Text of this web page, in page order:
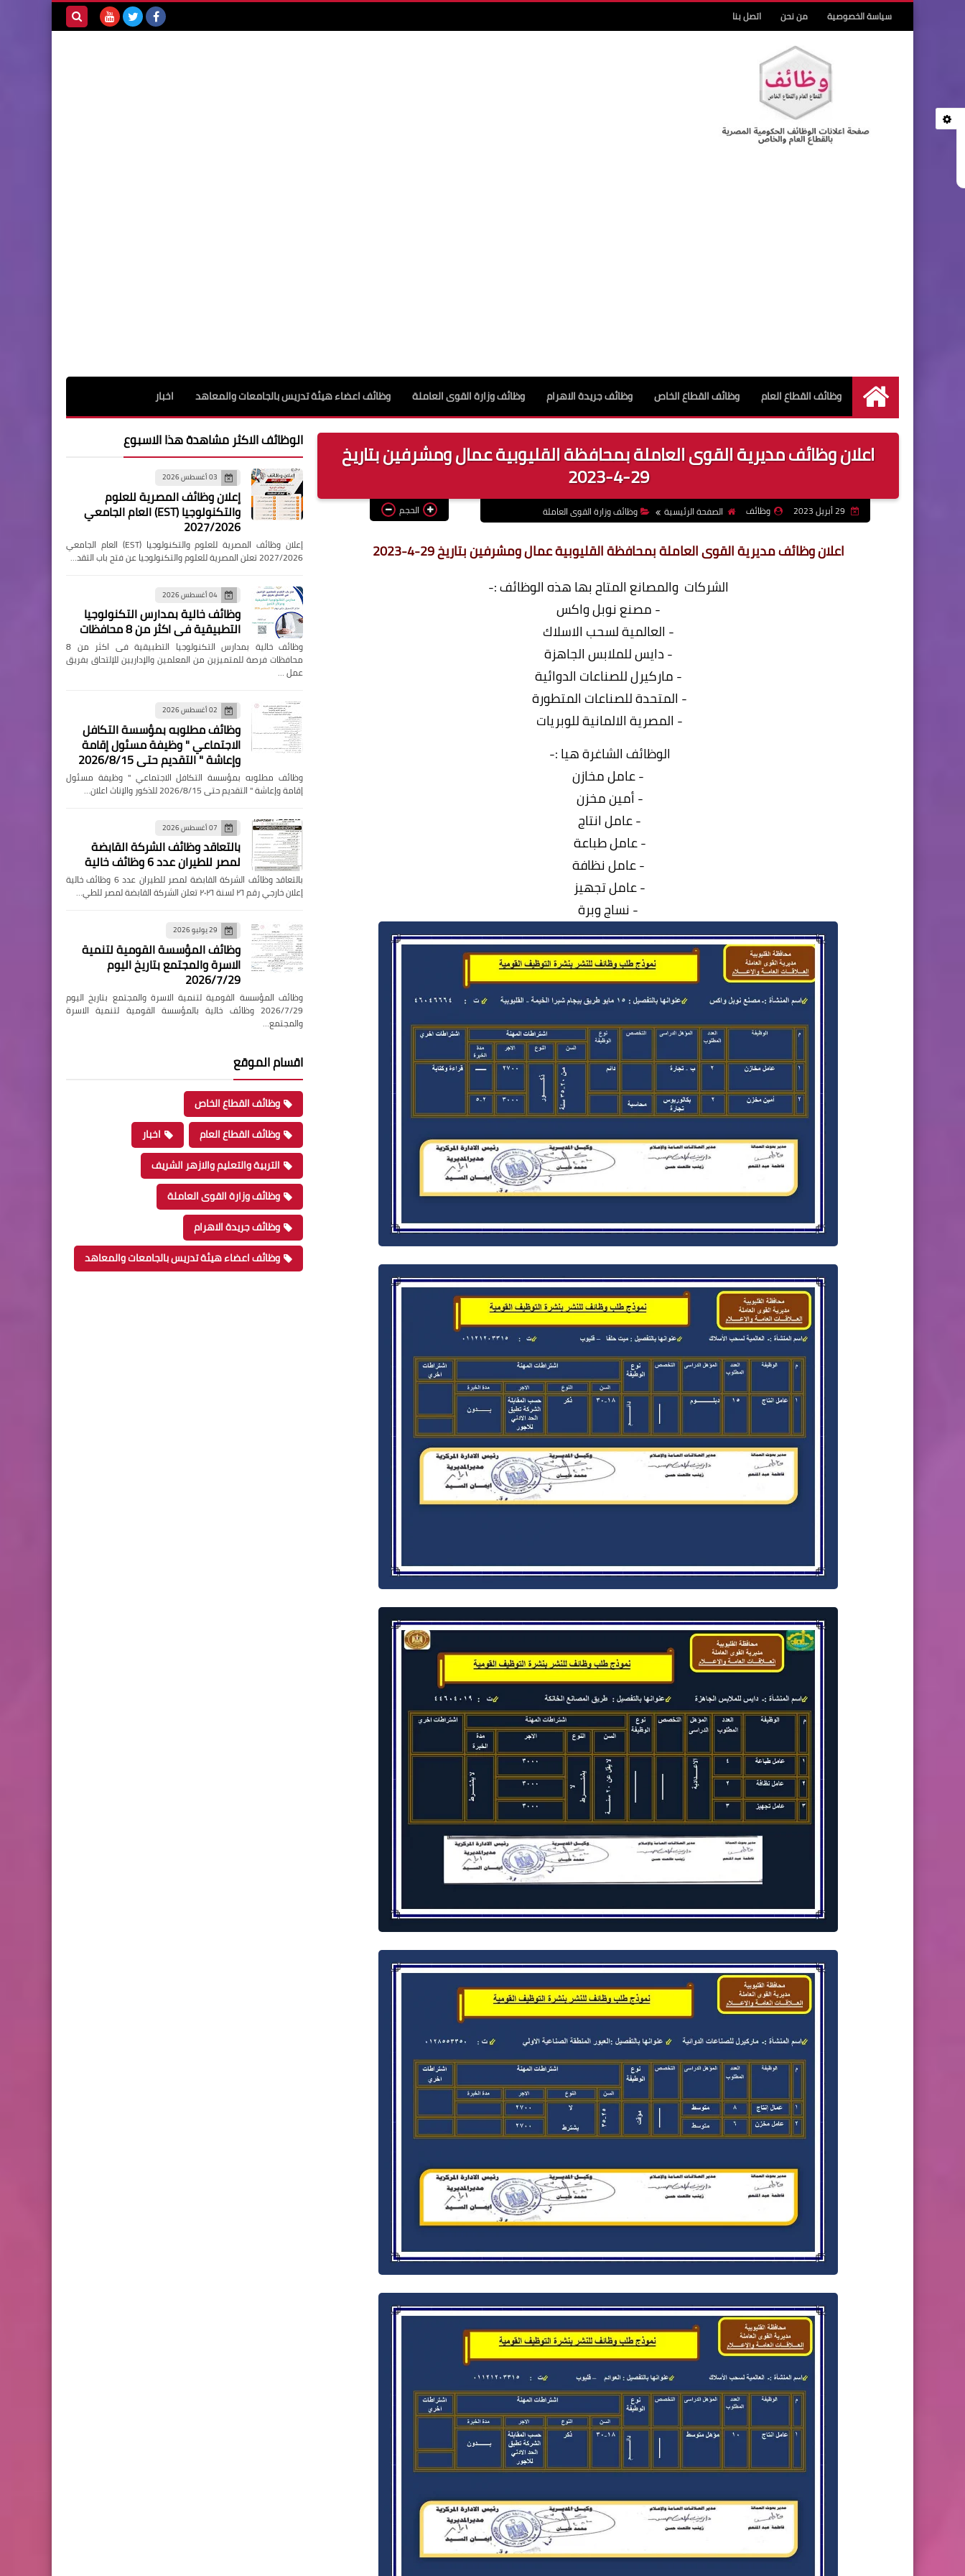
سياسة الخصوصية من نحن اتصل بنا
الرئيسية
وظائف القطاع العام وظائف القطاع الخاص وظائف جريدة الاهرام وظائف وزارة القوى العاملة وظائف اعضاء هيئة تدريس بالجامعات والمعاهد اخبار
اعلان وظائف مديرية القوى العاملة بمحافظة القليوبية عمال ومشرفين بتاريخ
29-4-2023
وظائف الصفحة الرئيسية وظائف وزارة القوى العاملة الحجم
اعلان وظائف مديرية القوى العاملة بمحافظة القليوبية عمال ومشرفين بتاريخ 29-4-2023
الشركات والمصانعالمتاح بها هذه الوظائف :-
- مصنع نوبل واكس
- العالمية لسحب الاسلاك
- دايس للملابس الجاهزة
- ماركيرل للصناعات الدوائية
- المتحدة للصناعات المتطورة
- المصرية الالمانية للوبريات
الوظائف الشاغرة هيا :-
- عامل مخازن
- أمين مخزن
- عامل انتاج
- عامل طباعة
- عامل نظافة
- عامل تجهيز
- نساج وبرة
الوظائف الاكثر مشاهدة هذا الاسبوع
03 أغسطس 2026
إعلان وظائف المصرية للعلوم
والتكنولوجيا (EST) العام الجامعي
2027/2026
إعلان وظائف المصرية للعلوم والتكنولوجيا (EST) العام الجامعي
2027/2026 تعلن المصرية للعلوم والتكنولوجيا عن فتح باب التقد…
04 أغسطس 2026
وظائف خالية بمدارس التكنولوجيا
التطبيقية فى اكثر من 8 محافظات
وظائف خالية بمدارس التكنولوجيا التطبيقية فى اكثر من 8
محافظات فرصة للمتميزين من المعلمين والإداريين للإلتحاق بفريق
عمل …
02 أغسطس 2026
وظائف مطلوبه بمؤسسة التكافل
الاجتماعي " وظيفة مسئول إقامة
وإعاشة " التقديم حتى 2026/8/15
وظائف مطلوبه بمؤسسة التكافل الاجتماعي " وظيفة مسئول
إقامة وإعاشة " التقديم حتى 2026/8/15 للذكور والإناث اعلان…
07 أغسطس 2026
بالتعاقد وظائف الشركة القابضة
لمصر للطيران عدد 6 وظائف خالية
بالتعاقد وظائف الشركة القابضة لمصر للطيران عدد 6 وظائف خالية
إعلان خارجي رقم ٢٦ لسنة ٢٠٢٦ تعلن الشركة القابضة لمصر للطي…
29 يوليو 2026
وظائف المؤسسة القومية لتنمية
الاسرة والمجتمع بتاريخ اليوم
2026/7/29
وظائف المؤسسة القومية لتنمية الاسرة والمجتمع بتاريخ اليوم
2026/7/29 وظائف خالية بالمؤسسة القومية لتنمية الاسرة
والمجتمع…
اقسام الموقع
وظائف القطاع الخاص
وظائف القطاع العام
اخبار
التربية والتعليم والازهر الشريف
وظائف وزارة القوى العاملة
وظائف جريدة الاهرام
وظائف اعضاء هيئة تدريس بالجامعات والمعاهد